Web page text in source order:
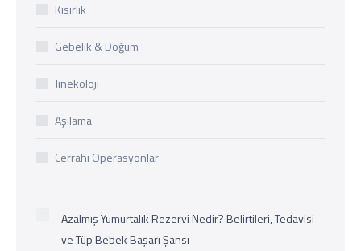
Kısırlık
Gebelik & Doğum
Jinekoloji
Aşılama
Cerrahi Operasyonlar
Azalmış Yumurtalık Rezervi Nedir? Belirtileri, Tedavisi
ve Tüp Bebek Başarı Şansı